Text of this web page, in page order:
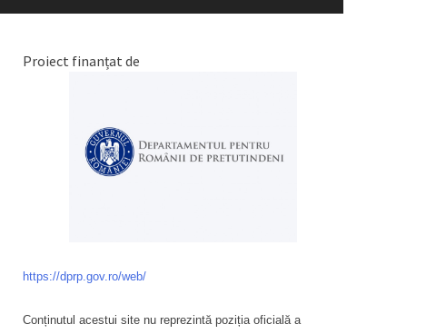
Proiect finanțat de
https://dprp.gov.ro/web/
Conținutul acestui site nu reprezintă poziția oficială a